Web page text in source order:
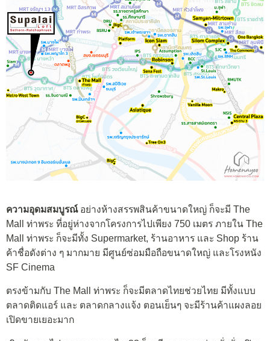
ความอุดมสมบูรณ์อย่างห้างสรรพสินค้าขนาดใหญ่ ก็จะมี The
Mall ท่าพระ ที่อยู่ห่างจากโครงการไปเพียง 750 เมตร ภายใน The
Mall ท่าพระ ก็จะมีทั้ง Supermarket, ร้านอาหาร และ Shop ร้าน
ค้าชื่อดังต่าง ๆ มากมาย มีศูนย์ซ่อมมือถือขนาดใหญ่ และโรงหนัง
SF Cinema
ตรงข้ามกับ The Mall ท่าพระ ก็จะมีตลาดไทยช่วยไทย มีทั้งแบบ
ตลาดติดแอร์ และ ตลาดกลางแจ้ง ตอนเย็นๆ จะมีร้านค้าแผงลอย
เปิดขายเยอะมาก